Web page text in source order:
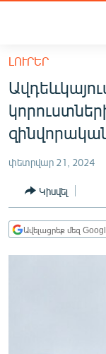
հիմնական
բովանդակությանը
Անցնել
հիմնական
մենյուին
ՀԱՅԱՍՏԱՆ
ՔԱՂԱՔԱԿԱՆ
ՏՆՏԵՍՈՒԹՅՈՒՆ
ՂԱՐԱԲԱՂ
ՊԱՏԵՐԱԶՄԻ 6
ԼՈՒՐԵՐ
փետրվար 21, 2024
Կիսվել
Ավելացրեք մեզ